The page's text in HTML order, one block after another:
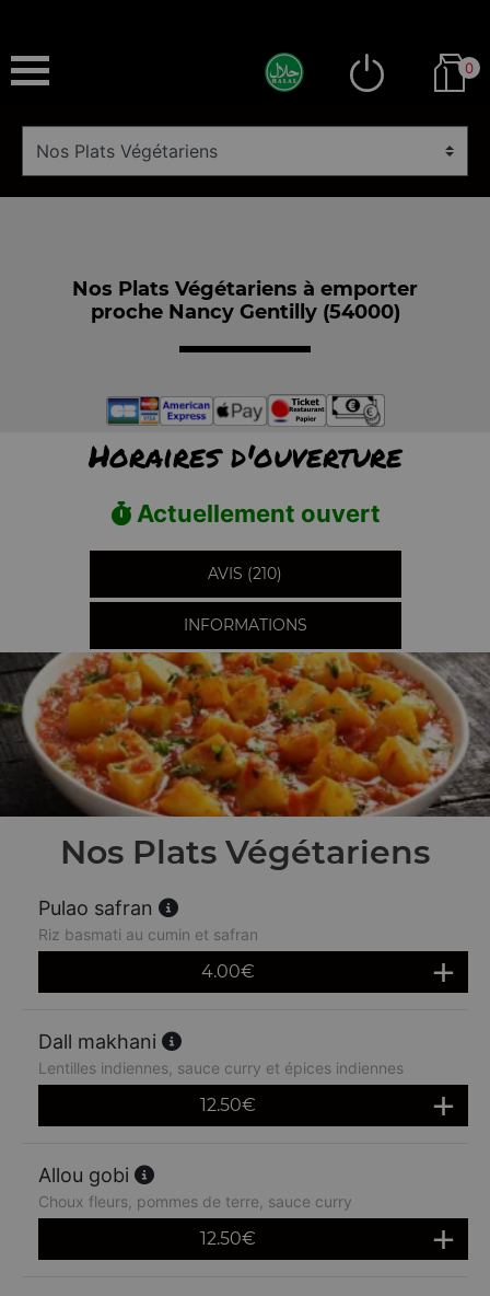
0
Nos Plats Végétariens à emporter
proche Nancy Gentilly (54000)
Horaires d'ouverture
Actuellement ouvert
AVIS (210)
INFORMATIONS
Nos Plats Végétariens
Pulao safran
Riz basmati au cumin et safran
4.00€
Dall makhani
Lentilles indiennes, sauce curry et épices indiennes
12.50€
Allou gobi
Choux fleurs, pommes de terre, sauce curry
12.50€